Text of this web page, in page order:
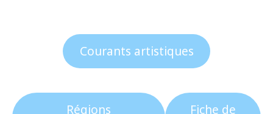
Courants artistiques
Régions
Fiche de